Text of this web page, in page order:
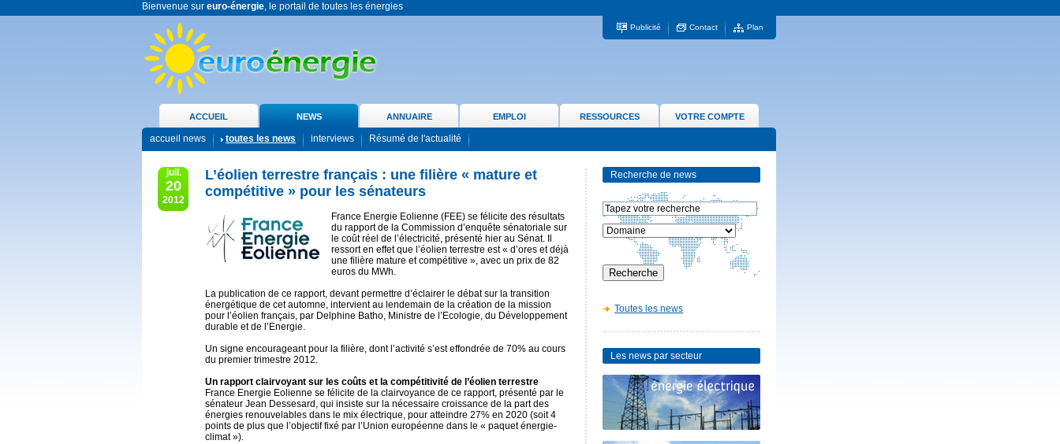
Bienvenue sur euro-énergie, le portail de toutes les énergies
Publicité Contact Plan
ACCUEIL NEWS ANNUAIRE EMPLOI RESSOURCES VOTRE COMPTE
accueil news toutes les news interviews Résumé de l'actualité
juil.
20
2012
L’éolien terrestre français : une filière « mature et
compétitive » pour les sénateurs
France Energie Eolienne (FEE) se félicite des résultats
du rapport de la Commission d’enquête sénatoriale sur
le coût réel de l’électricité, présenté hier au Sénat. Il
ressort en effet que l’éolien terrestre est « d’ores et déjà
une filière mature et compétitive », avec un prix de 82
euros du MWh.
La publication de ce rapport, devant permettre d’éclairer le débat sur la transition
énergétique de cet automne, intervient au lendemain de la création de la mission
pour l’éolien français, par Delphine Batho, Ministre de l’Ecologie, du Développement
durable et de l’Energie.
Un signe encourageant pour la filière, dont l’activité s’est effondrée de 70% au cours
du premier trimestre 2012.
Un rapport clairvoyant sur les coûts et la compétitivité de l’éolien terrestre
France Energie Eolienne se félicite de la clairvoyance de ce rapport, présenté par le
sénateur Jean Dessesard, qui insiste sur la nécessaire croissance de la part des
énergies renouvelables dans le mix électrique, pour atteindre 27% en 2020 (soit 4
points de plus que l’objectif fixé par l’Union européenne dans le « paquet énergie-
climat »).
Recherche de news
Toutes les news
Les news par secteur